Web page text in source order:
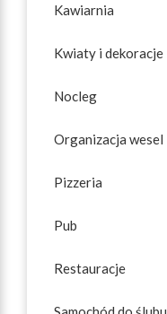
Kawiarnia
Kwiaty i dekoracje
Nocleg
Organizacja wesel
Pizzeria
Pub
Restauracje